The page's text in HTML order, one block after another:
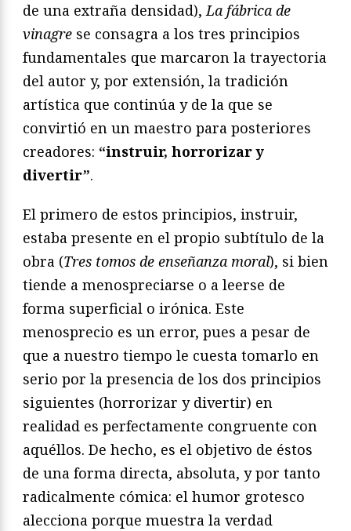
de una extraña densidad),La fábrica de
vinagre se consagra a los tres principios
fundamentales que marcaron la trayectoria
del autor y, por extensión, la tradición
artística que continúa y de la que se
convirtió en un maestro para posteriores
creadores: “instruir, horrorizar y
divertir”.
El primero de estos principios, instruir,
estaba presente en el propio subtítulo de la
obra (Tres tomos de enseñanza moral), si bien
tiende a menospreciarse o a leerse de
forma superficial o irónica. Este
menosprecio es un error, pues a pesar de
que a nuestro tiempo le cuesta tomarlo en
serio por la presencia de los dos principios
siguientes (horrorizar y divertir) en
realidad es perfectamente congruente con
aquéllos. De hecho, es el objetivo de éstos
de una forma directa, absoluta, y por tanto
radicalmente cómica: el humor grotesco
alecciona porque muestra la verdad